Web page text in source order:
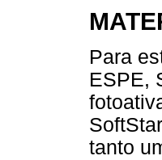
Para
ESPE,
tanto